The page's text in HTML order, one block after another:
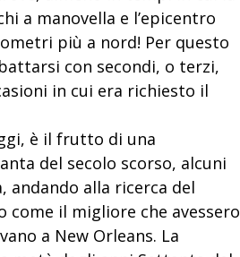
a manovella e l’epicentro
più a nord! Per questo
con secondi, o terzi,
in cui era richiesto il
è il frutto di una
del secolo scorso, alcuni
andando alla ricerca del
come il migliore che avessero
a New Orleans. La